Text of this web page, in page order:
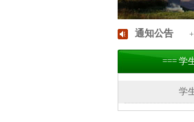
通知公告
=== 学
学